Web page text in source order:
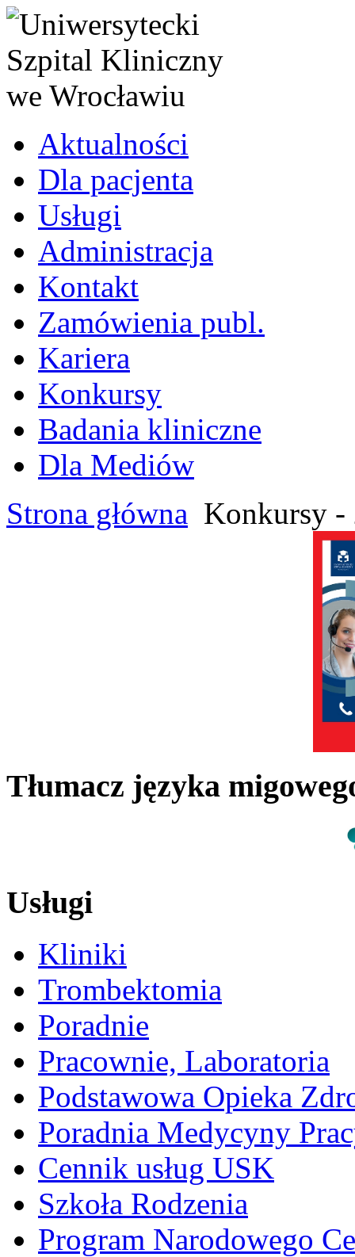
Aktualności
Dla pacjenta
Usługi
Administracja
Kontakt
Zamówienia publ.
Kariera
Konkursy
Badania kliniczne
Dla Mediów
Strona główna Konkursy -
Tłumacz języka
Usługi
Kliniki
Trombektomia
Poradnie
Pracownie, Laboratoria
Podstawowa Opieka
Poradnia Medycyny
Cennik usług USK
Szkoła Rodzenia
Program Narodowego